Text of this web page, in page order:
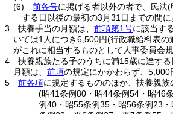
(6)
前各号に掲げる者以外の者で、民法(
する日以後の最初の3月31日までの間
3
扶養手当の月額は、 前項第1号に該当す
いては1人につき6,500円(行政職給料表の
がこれに相当するものとして人事委員会
4
扶養親族たる子のうちに満15歳に達す
月額は、 前項の規定にかかわらず、
5
前各項に規定するもののほか、扶養親
(昭41条例80・昭44条例54・昭46
例40・昭55条例35・昭56条例23